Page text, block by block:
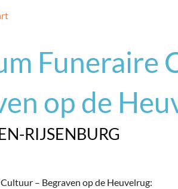
Funeraire
op de
RIJSENBURG
– Begraven op de Heuvelrug: